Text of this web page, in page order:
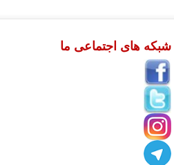
شبکه های اجتماعی ما